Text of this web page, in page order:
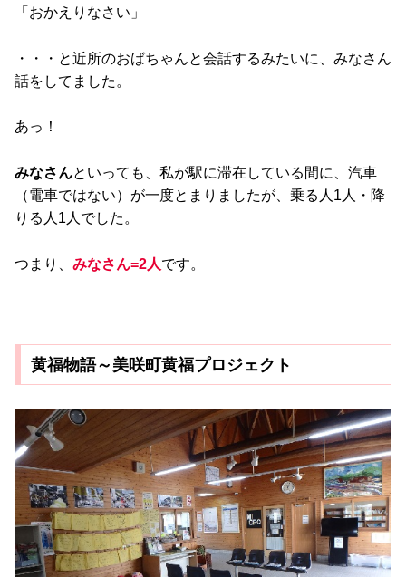
「おかえりなさい」
・・・と近所のおばちゃんと会話するみたいに、みなさん
話をしてました。
あっ！
みなさんといっても、私が駅に滞在している間に、汽車
（電車ではない）が一度とまりましたが、乗る人1人・降
りる人1人でした。
つまり、 みなさん=2人です。
黄福物語～美咲町黄福プロジェクト